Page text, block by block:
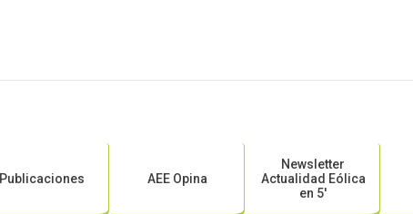
Publicaciones AEE Opina
Newsletter
Actualidad Eólica
en 5′